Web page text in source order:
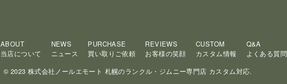
ABOUT
当店について
NEWS
ニュース
PURCHASE
買い取りご依頼
REVIEWS
お客様の笑顔
CUSTOM
カスタム情報
Q&A
よくある質問
© 2023 株式会社ノールエモート 札幌のランクル・ジムニー専門店 カスタム対応.